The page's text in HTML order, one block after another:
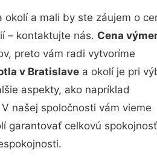
okolí a mali by ste záujem o
– kontaktujte nás. Cena
preto vám radi vytvoríme
v Bratislave a okolí je pri
aspekty, ako napríklad
našej spoločnosti vám vieme
garantovať celkovú